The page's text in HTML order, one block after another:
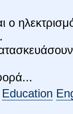
ο
Education